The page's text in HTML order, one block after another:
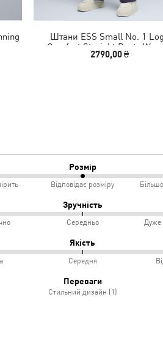
Штани ESS Small No. 1
Comfort Straight Pants
2790,00 ₴
Розмір
Відповідає розміру
Зручність
Середньо Дуже
Якість
Середня
Переваги
Стильний дизайн (1)